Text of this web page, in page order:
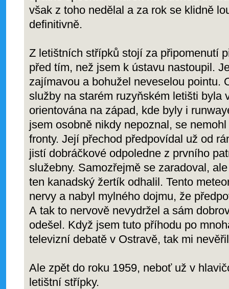
však z toho nedělal a za rok se klidně
definitivně.
Z letištních střípků stojí za připomenutí
před tím, než jsem k ústavu nastoupil.
zajímavou a bohužel neveselou pointu.
služby na starém ruzyňském letišti byla
orientována na západ, kde byly i
jsem osobně nikdy nepoznal, se
fronty. Její přechod předpovídal už od
jistí dobráčkové odpoledne z prvního
služebny. Samozřejmě se zaradoval,
ten kanadský žertík odhalil. Tento
nervy a nabyl mylného dojmu, že
A tak to nervově nevydržel a sám
odešel. Když jsem tuto příhodu po
televizní debatě v Ostravě, tak mi
Ale zpět do roku 1959, neboť už v
letištní střípky.